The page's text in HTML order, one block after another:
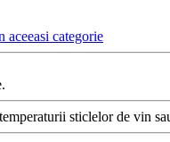
aceeasi categorie
sticlelor de vin